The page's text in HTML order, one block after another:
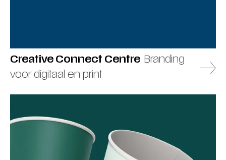
Creative Connect Centre Branding
voor digitaal en print